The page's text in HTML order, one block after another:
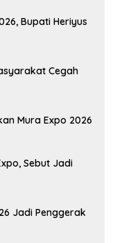
Bupati Heriyus
Cegah
Mura Expo 2026
Sebut Jadi
Jadi Penggerak